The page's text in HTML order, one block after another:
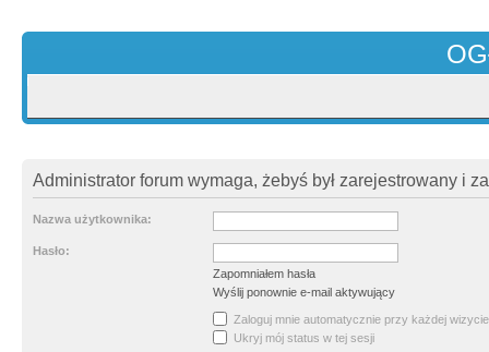
Administrator forum wymaga, żebyś był zarejestrowany i
Nazwa użytkownika:
Hasło:
Zapomniałem hasła
Wyślij ponownie e-mail aktywujący
Zaloguj mnie automatycznie przy każdej wizycie
Ukryj mój status w tej sesji